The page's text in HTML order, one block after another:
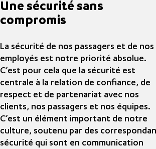
Une sécurité sans
compromis
La sécurité de nos passagers et de nos
employés est notre priorité absolue.
C’est pour cela que la sécurité est
centrale à la relation de confiance, de
respect et de partenariat avec nos
clients, nos passagers et nos équipes.
C’est un élément important de notre
culture, soutenu par des
sécurité qui sont en communication